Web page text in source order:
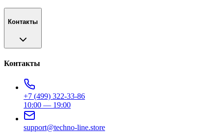
Контакты
Контакты
+7 (499) 322-33-86
10:00 — 19:00
support@techno-line.store